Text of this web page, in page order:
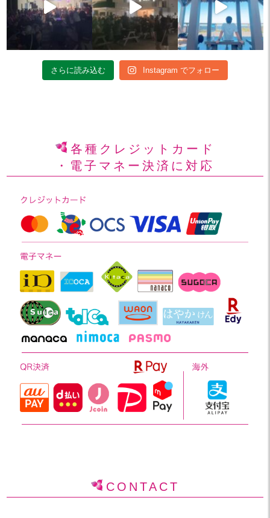
さらに読み込む Instagram でフォロー
各種クレジットカード
・電子マネー決済に対応
CONTACT